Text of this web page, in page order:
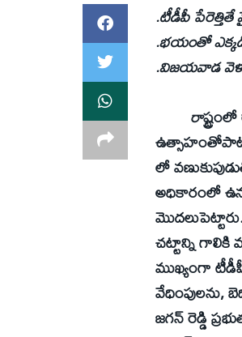
.టీడీపీ పేరెత్తితే
.భయంతో
.విజయవాడ
రా
లో
అధికారంలో
చట్టాన్ని గాలికి
ముఖ్యంగా
వేధింపులను,
జగన్‌ రెడ్డి